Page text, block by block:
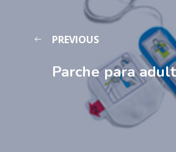
PREVIOUS
Parche para